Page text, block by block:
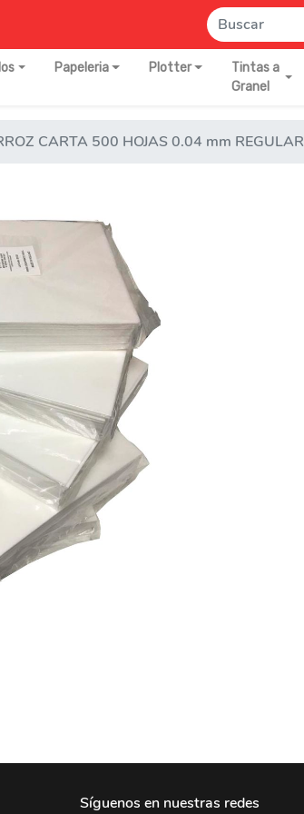
Papeleria Plotter
Tintas a
Granel
CARTA 500 HOJAS 0.04 mm REGULAR
Síguenos en nuestras redes